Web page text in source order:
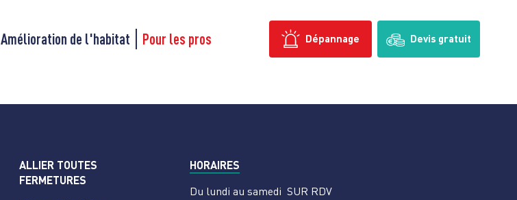
Dépannage Devis gratuit
Amélioration de l'habitat Pour les pros
ALLIER TOUTES
FERMETURES
HORAIRES
Du lundi au samedi SUR RDV